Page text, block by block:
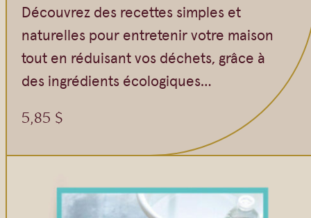
Découvrez des recettes simples et
naturelles pour entretenir votre maison
tout en réduisant vos déchets, grâce à
des ingrédients écologiques…
5,85 $